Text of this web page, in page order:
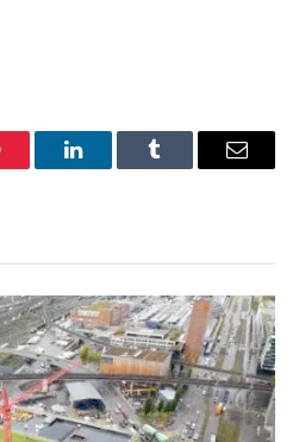
LinkedInTumblr Email